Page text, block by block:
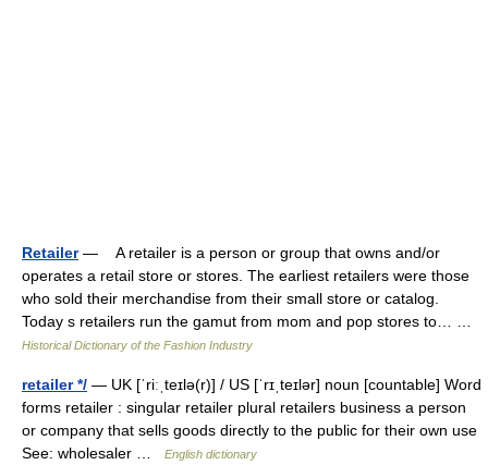
Retailer— A retailer is a person or group that owns and/or
operates a retail store or stores. The earliest retailers were those
who sold their merchandise from their small store or catalog.
Today s retailers run the gamut from mom and pop stores to… …
Historical Dictionary of the Fashion Industry
retailer */ — UK [ˈriːˌteɪlə(r)] / US [ˈrɪˌteɪlər] noun [countable] Word
forms retailer : singular retailer plural retailers business a person
or company that sells goods directly to the public for their own use
See: wholesaler …
English dictionary